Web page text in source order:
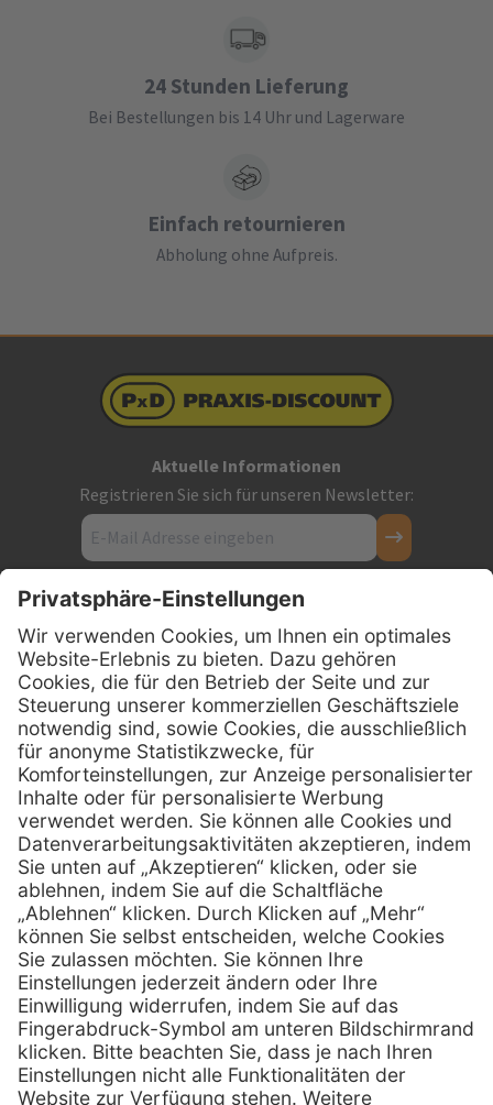
24 Stunden Lieferung
Bei Bestellungen bis 14 Uhr und Lagerware
Einfach retournieren
Abholung ohne Aufpreis.
Aktuelle Informationen
Registrieren Sie sich für unseren Newsletter:
Kontakt
Firmensitz
PxD Praxis-Discount GmbH
Hans-Wunderlich-Straße 7
D-49078 Osnabrück
Telefon: 0800 - 600 66 30
Telefon:0800 - 07 01 96
E-Mail:info @ praxis-discount.de
Services
Serviceversprechen
Sprechstundenbedarf
Retoure anmelden
Hilfe
FAQs
Kontakt
Lob & Kritik
Zertifikat Rechtliches
Impressum